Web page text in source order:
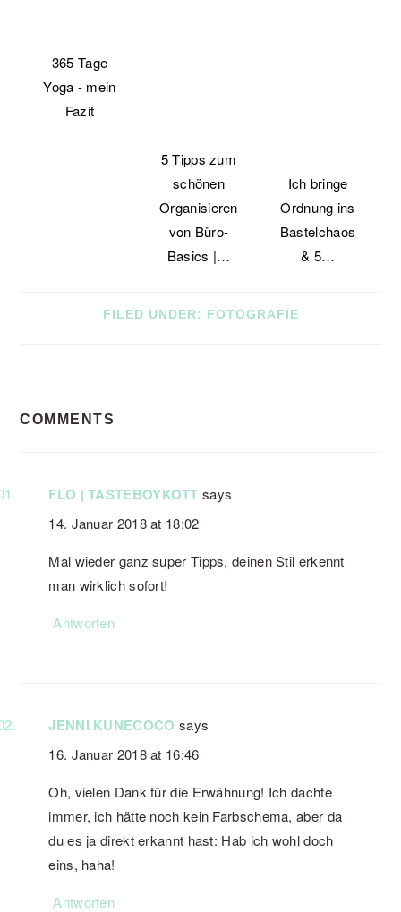
365 Tage
Yoga - mein
Fazit
5 Tipps zum
schönen
Organisieren
von Büro-
Basics |…
Ich bringe
Ordnung ins
Bastelchaos
& 5…
FILED UNDER: FOTOGRAFIE
INTERACTIONS
COMMENTS
FLO | TASTEBOYKOTT says
14. Januar 2018 at 18:02
Mal wieder ganz super Tipps, deinen Stil erkennt
man wirklich sofort!
Antworten
JENNI KUNECOCO says
16. Januar 2018 at 16:46
Oh, vielen Dank für die Erwähnung! Ich dachte
immer, ich hätte noch kein Farbschema, aber da
du es ja direkt erkannt hast: Hab ich wohl doch
eins, haha!
Antworten